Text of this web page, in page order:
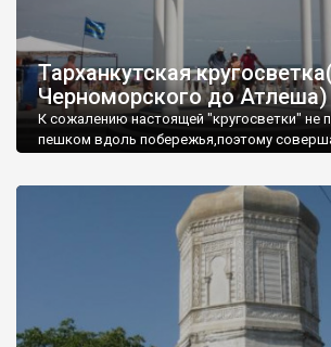
Тарханкутская
Черноморского до Атлеша)
К сожалению настоящей "кругосветки" не
пешком вдоль побережья,поэтому